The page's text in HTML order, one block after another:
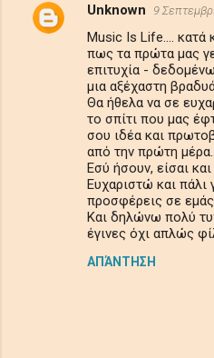
α
Unknown 9
Music Is Life.... κατά
πως τα πρώτα μας
επιτυχία -
μια αξέχαστη
Θα ήθελα να σε
το σπίτι που μας
σου ιδέα και
από την πρώτη
Εσύ ήσουν, είσαι
Ευχαριστώ και πάλι
προσφέρεις σε
Και δηλώνω πολύ
έγινες όχι απλώς
ΑΠΆΝΤΗΣΗ